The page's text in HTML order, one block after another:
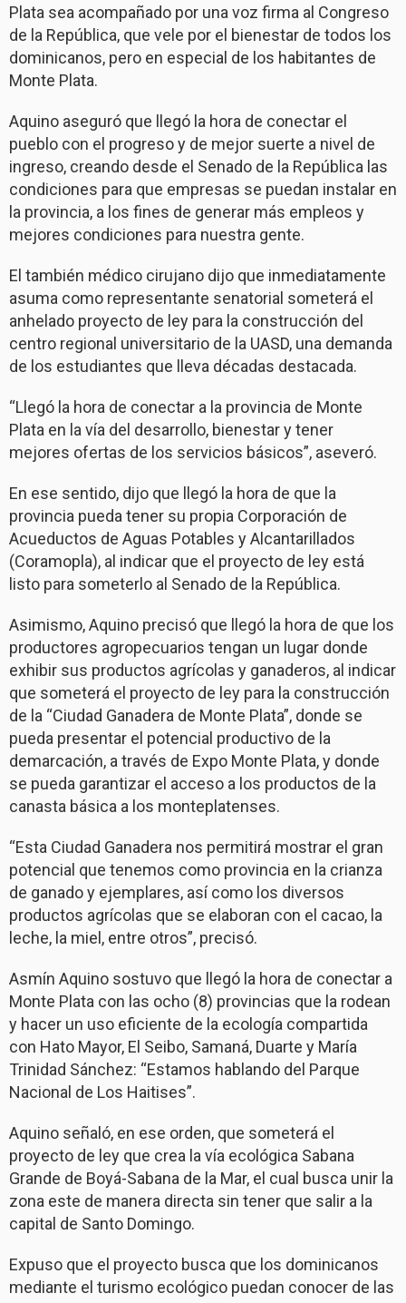
Plata sea acompañado por una voz firma al Congreso
de la República, que vele por el bienestar de todos los
dominicanos, pero en especial de los habitantes de
Monte Plata.
Aquino aseguró que llegó la hora de conectar el
pueblo con el progreso y de mejor suerte a nivel de
ingreso, creando desde el Senado de la República las
condiciones para que empresas se puedan instalar en
la provincia, a los fines de generar más empleos y
mejores condiciones para nuestra gente.
El también médico cirujano dijo que inmediatamente
asuma como representante senatorial someterá el
anhelado proyecto de ley para la construcción del
centro regional universitario de la UASD, una demanda
de los estudiantes que lleva décadas destacada.
“Llegó la hora de conectar a la provincia de Monte
Plata en la vía del desarrollo, bienestar y tener
mejores ofertas de los servicios básicos”, aseveró.
En ese sentido, dijo que llegó la hora de que la
provincia pueda tener su propia Corporación de
Acueductos de Aguas Potables y Alcantarillados
(Coramopla), al indicar que el proyecto de ley está
listo para someterlo al Senado de la República.
Asimismo, Aquino precisó que llegó la hora de que los
productores agropecuarios tengan un lugar donde
exhibir sus productos agrícolas y ganaderos, al indicar
que someterá el proyecto de ley para la construcción
de la “Ciudad Ganadera de Monte Plata”, donde se
pueda presentar el potencial productivo de la
demarcación, a través de Expo Monte Plata, y donde
se pueda garantizar el acceso a los productos de la
canasta básica a los monteplatenses.
“Esta Ciudad Ganadera nos permitirá mostrar el gran
potencial que tenemos como provincia en la crianza
de ganado y ejemplares, así como los diversos
productos agrícolas que se elaboran con el cacao, la
leche, la miel, entre otros”, precisó.
Asmín Aquino sostuvo que llegó la hora de conectar a
Monte Plata con las ocho (8) provincias que la rodean
y hacer un uso eficiente de la ecología compartida
con Hato Mayor, El Seibo, Samaná, Duarte y María
Trinidad Sánchez: “Estamos hablando del Parque
Nacional de Los Haitises”.
Aquino señaló, en ese orden, que someterá el
proyecto de ley que crea la vía ecológica Sabana
Grande de Boyá-Sabana de la Mar, el cual busca unir la
zona este de manera directa sin tener que salir a la
capital de Santo Domingo.
Expuso que el proyecto busca que los dominicanos
mediante el turismo ecológico puedan conocer de las